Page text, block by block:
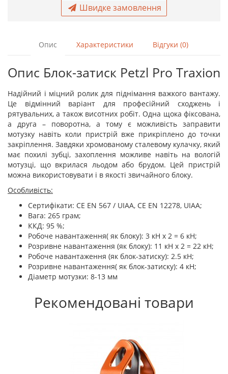
Швидке замовлення
Опис Характеристики Відгуки (0)
Опис Блок-затиск Petzl Pro Traxion
Надійний і міцний ролик для піднімання важкого вантажу.
Це відмінний варіант для професійний сходжень і
рятувальних, а також висотних робіт. Одна щока фіксована,
а друга – поворотна, а тому є можливість заправити
мотузку навіть коли пристрій вже прикріплено до точки
закріплення. Завдяки хромованому сталевому кулачку, який
має похилі зубці, захоплення можливе навіть на вологій
мотузці, що вкрилася льодом або брудом. Цей пристрій
можна використовувати і в якості звичайного блоку.
Особливість:
Сертифікати: CE EN 567 / UIAA, CE EN 12278, UIAA;
Вага: 265 грам;
ККД: 95 %;
Робоче навантаження( як блоку): 3 кН x 2 = 6 кН;
Розривне навантаження (як блоку): 11 кН x 2 = 22 кН;
Робоче навантаження (як блок-затиску): 2.5 кН;
Розривне навантаження( як блок-затиску): 4 кН;
Діаметр мотузки: 8-13 мм
Рекомендовані товари